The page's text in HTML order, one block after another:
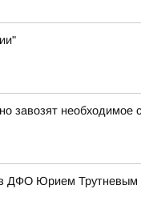
завозят необходимое
в ДФО Юрием Трутневым